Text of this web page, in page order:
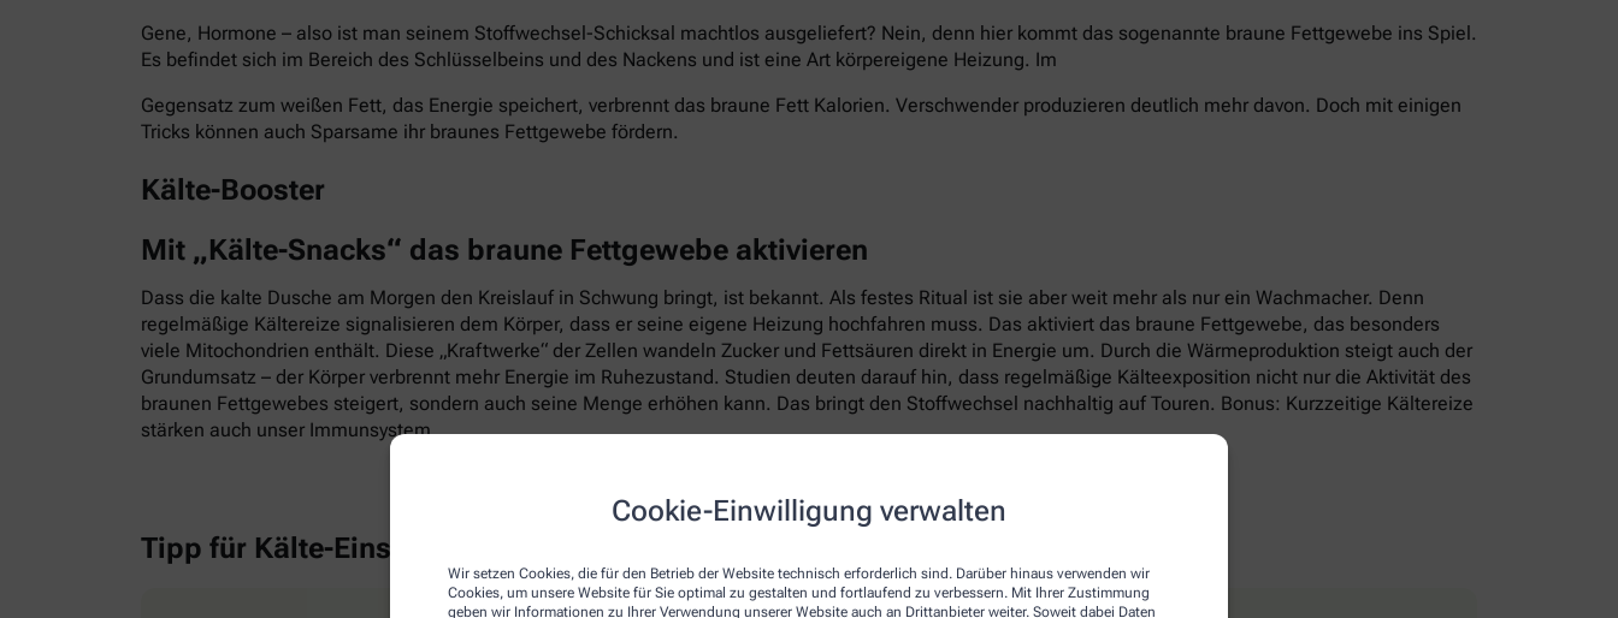
Cookie-Einwilligung verwalten
Wir setzen Cookies, die für den Betrieb der Website technisch erforderlich sind. Darüber hinaus verwenden wir
Cookies, um unsere Website für Sie optimal zu gestalten und fortlaufend zu verbessern. Mit Ihrer Zustimmung
geben wir Informationen zu Ihrer Verwendung unserer Website auch an Drittanbieter weiter. Soweit dabei Daten
Gene, Hormone – also ist man seinem Stoffwechsel-Schicksal machtlos ausgeliefert? Nein, denn hier kommt das sogenannte braune Fettgewebe ins Spiel.
Es befindet sich im Bereich des Schlüsselbeins und des Nackens und ist eine Art körpereigene Heizung. Im
Gegensatz zum weißen Fett, das Energie speichert, verbrennt das braune Fett Kalorien. Verschwender produzieren deutlich mehr davon. Doch mit einigen
Tricks können auch Sparsame ihr braunes Fettgewebe fördern.
Kälte-Booster
Mit „Kälte-Snacks“ das braune Fettgewebe aktivieren
Dass die kalte Dusche am Morgen den Kreislauf in Schwung bringt, ist bekannt. Als festes Ritual ist sie aber weit mehr als nur ein Wachmacher. Denn
regelmäßige Kältereize signalisieren dem Körper, dass er seine eigene Heizung hochfahren muss. Das aktiviert das braune Fettgewebe, das besonders
viele Mitochondrien enthält. Diese „Kraftwerke“ der Zellen wandeln Zucker und Fettsäuren direkt in Energie um. Durch die Wärmeproduktion steigt auch der
Grundumsatz – der Körper verbrennt mehr Energie im Ruhezustand. Studien deuten darauf hin, dass regelmäßige Kälteexposition nicht nur die Aktivität des
braunen Fettgewebes steigert, sondern auch seine Menge erhöhen kann. Das bringt den Stoffwechsel nachhaltig auf Touren. Bonus: Kurzzeitige Kältereize
stärken auch unser Immunsystem.
Tipp für Kälte-Einsteiger